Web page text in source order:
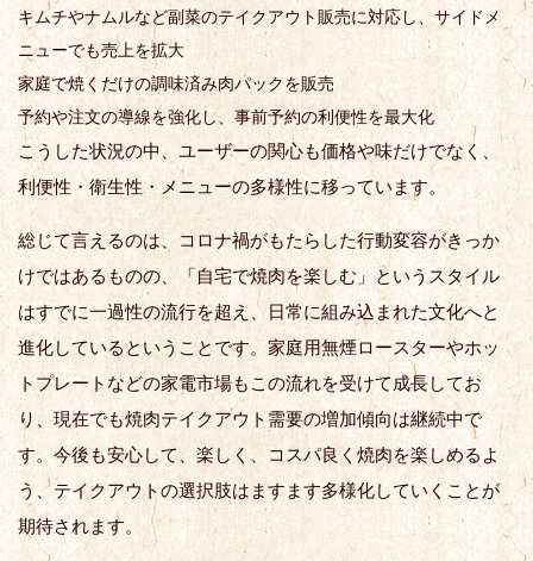
キムチやナムルなど副菜のテイクアウト販売に対応し、サイドメ
ニューでも売上を拡大
家庭で焼くだけの調味済み肉パックを販売
予約や注文の導線を強化し、事前予約の利便性を最大化
こうした状況の中、ユーザーの関心も価格や味だけでなく、
利便性・衛生性・メニューの多様性に移っています。
総じて言えるのは、コロナ禍がもたらした行動変容がきっか
けではあるものの、「自宅で焼肉を楽しむ」というスタイル
はすでに一過性の流行を超え、日常に組み込まれた文化へと
進化しているということです。家庭用無煙ロースターやホッ
トプレートなどの家電市場もこの流れを受けて成長してお
り、現在でも焼肉テイクアウト需要の増加傾向は継続中で
す。今後も安心して、楽しく、コスパ良く焼肉を楽しめるよ
う、テイクアウトの選択肢はますます多様化していくことが
期待されます。